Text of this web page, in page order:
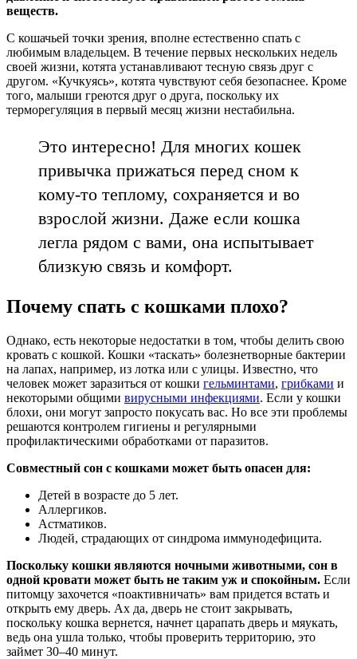
веществ.
С кошачьей точки зрения, вполне естественно спать с
любимым владельцем. В течение первых нескольких недель
своей жизни, котята устанавливают тесную связь друг с
другом. «Кучкуясь», котята чувствуют себя безопаснее. Кроме
того, малыши греются друг о друга, поскольку их
терморегуляция в первый месяц жизни нестабильна.
Это интересно! Для многих кошек
привычка прижаться перед сном к
кому-то теплому, сохраняется и во
взрослой жизни. Даже если кошка
легла рядом с вами, она испытывает
близкую связь и комфорт.
Почему спать с кошками плохо?
Однако, есть некоторые недостатки в том, чтобы делить свою
кровать с кошкой. Кошки «таскать» болезнетворные бактерии
на лапах, например, из лотка или с улицы. Известно, что
человек может заразиться от кошки гельминтами, грибками и
некоторыми общими вирусными инфекциями. Если у кошки
блохи, они могут запросто покусать вас. Но все эти проблемы
решаются контролем гигиены и регулярными
профилактическими обработками от паразитов.
Совместный сон с кошками может быть опасен для:
Детей в возрасте до 5 лет.
Аллергиков.
Астматиков.
Людей, страдающих от синдрома иммунодефицита.
Поскольку кошки являются ночными животными, сон в
одной кровати может быть не таким уж и спокойным. Если
питомцу захочется «поактивничать» вам придется встать и
открыть ему дверь. Ах да, дверь не стоит закрывать,
поскольку кошка вернется, начнет царапать дверь и мяукать,
ведь она ушла только, чтобы проверить территорию, это
займет 30–40 минут.